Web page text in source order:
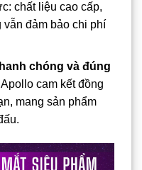
chất liệu cao cấp,
đảm bảo chi phí
chóng và đúng
cam kết đồng
mang sản phẩm